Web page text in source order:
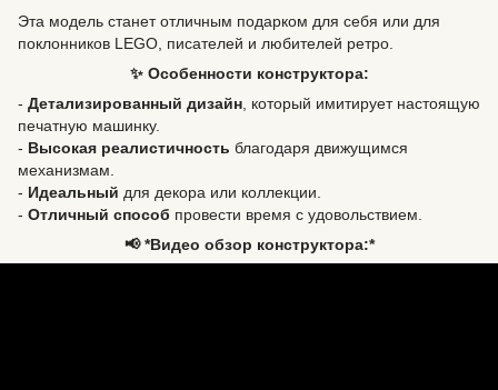
Эта модель станет отличным подарком для себя или для
поклонников LEGO, писателей и любителей ретро.
✨ Особенности конструктора:
- Детализированный дизайн , который имитирует настоящую
печатную машинку.
- Высокая реалистичность благодаря движущимся
механизмам.
- Идеальный для декора или коллекции.
- Отличный способ провести время с удовольствием.
📢 *Видео обзор конструктора:*